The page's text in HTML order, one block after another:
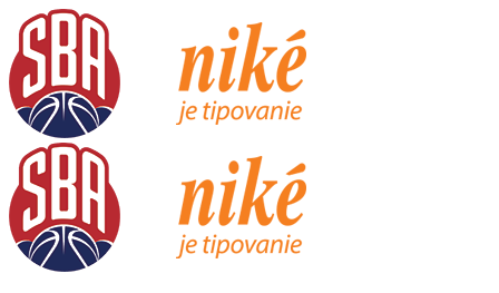
Skip
to
content